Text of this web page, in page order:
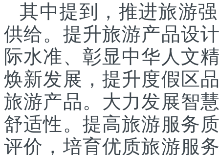
其中提到，推进旅游
供给。提升旅游产品设
际水准、彰显中华人文
焕新发展，提升度假区
旅游产品。大力发展智
舒适性。提高旅游服务
评价，培育优质旅游服